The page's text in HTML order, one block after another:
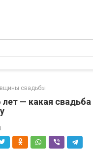
свадьбы
— какая свадьба